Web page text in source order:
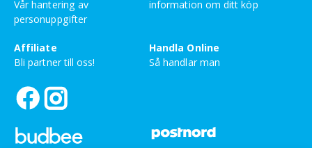
Vår hantering av
personuppgifter
information om ditt köp
Affiliate
Bli partner till oss!
Handla Online
Så handlar man